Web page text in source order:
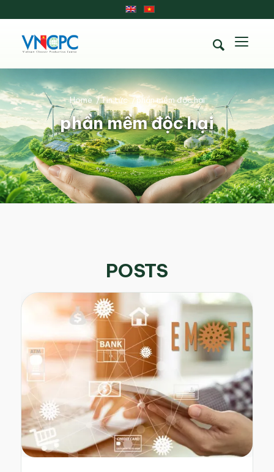
phần mềm độc hại
Home /Tin tức /phần mềm độc hại
POSTS